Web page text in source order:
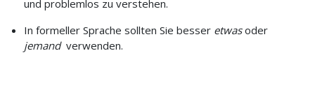
und problemlos zu verstehen.
In formeller Sprache sollten Sie besser etwasoder
jemand verwenden.